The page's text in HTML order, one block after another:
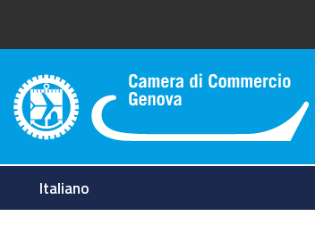
Camera di Commercio di
Italiano